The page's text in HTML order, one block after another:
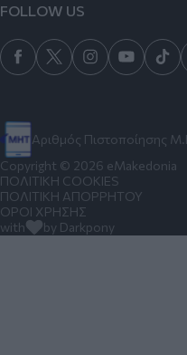
Αριθμός Πιστοποίησης
FOLLOW US
Copyright © 2026 eMakedonia
ΠΟΛΙΤΙΚΗ COOKIES
ΠΟΛΙΤΙΚΗ ΑΠΟΡΡΗΤΟΥ
ΟΡΟΙ ΧΡΗΣΗΣ
with
by Darkpony